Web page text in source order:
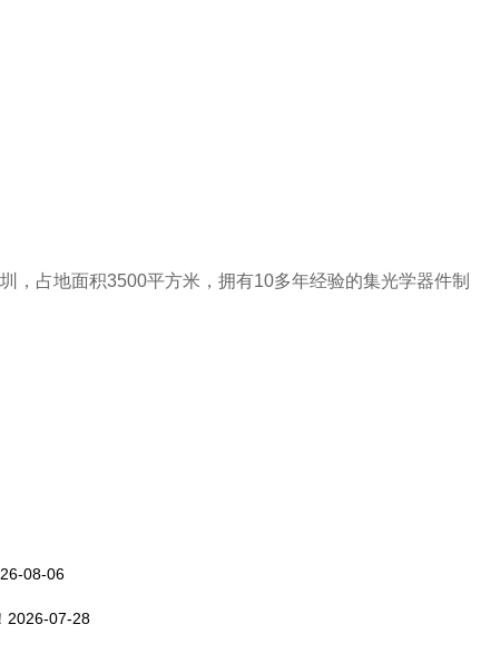
，占地面积3500平方米，拥有10多年经验的集光学器件制
08-06
2026-07-28